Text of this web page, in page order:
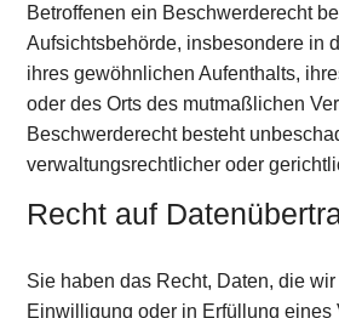
Betroffenen ein Beschwerderecht
Aufsichtsbehörde, insbesondere in
ihres gewöhnlichen Aufenthalts,
oder des Orts des mutmaßlichen
Beschwerderecht besteht
verwaltungsrechtlicher oder
Recht auf
Sie haben das Recht, Daten, die
Einwilligung oder in Erfüllung eines